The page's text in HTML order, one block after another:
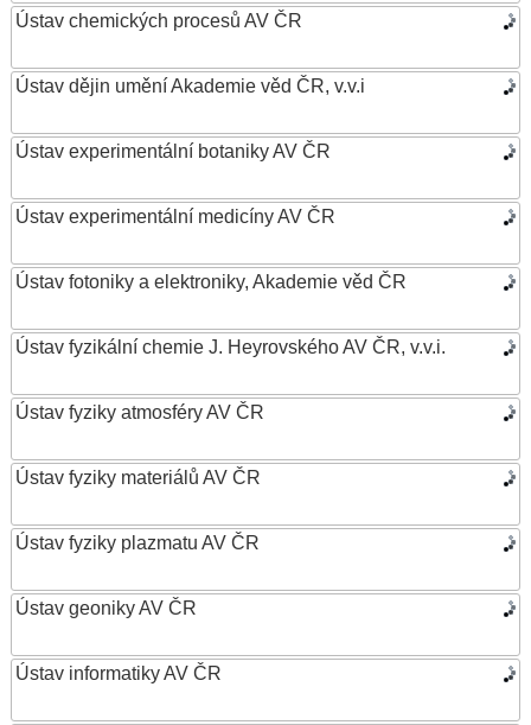
Ústav chemických procesů AV ČR
Ústav dějin umění Akademie věd ČR, v.v.i
Ústav experimentální botaniky AV ČR
Ústav experimentální medicíny AV ČR
Ústav fotoniky a elektroniky, Akademie věd ČR
Ústav fyzikální chemie J. Heyrovského AV ČR, v.v.i.
Ústav fyziky atmosféry AV ČR
Ústav fyziky materiálů AV ČR
Ústav fyziky plazmatu AV ČR
Ústav geoniky AV ČR
Ústav informatiky AV ČR